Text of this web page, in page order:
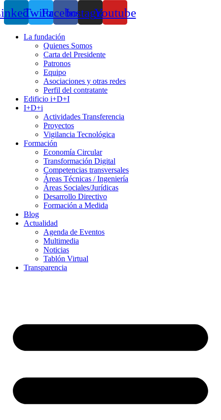
TwitterFacebookInstagramYoutube
La fundación
Quienes Somos
Carta del Presidente
Patronos
Equipo
Asociaciones y otras redes
Perfil del contratante
Edificio i+D+I
I+D+i
Actividades Transferencia
Proyectos
Vigilancia Tecnológica
Formación
Economía Circular
Transformación Digital
Competencias transversales
Áreas Técnicas / Ingeniería
Áreas Sociales/Jurídicas
Desarrollo Directivo
Formación a Medida
Blog
Actualidad
Agenda de Eventos
Multimedia
Noticias
Tablón Virtual
Transparencia